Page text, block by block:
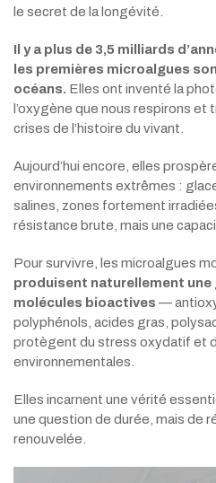
le secret de la longévité.
Il y a plus de 3,5 milliards
les premières microalgues
océans. Elles ont inventé la
l’oxygène que nous respirons
crises de l’histoire du vivant.
Aujourd’hui encore, elles
environnements extrêmes :
salines, zones fortement
résistance brute, mais une
Pour survivre, les microalgues
produisent naturellement une
molécules bioactives —
polyphénols, acides gras,
protègent du stress oxydatif et
environnementales.
Elles incarnent une vérité
une question de durée, mais de
renouvelée.